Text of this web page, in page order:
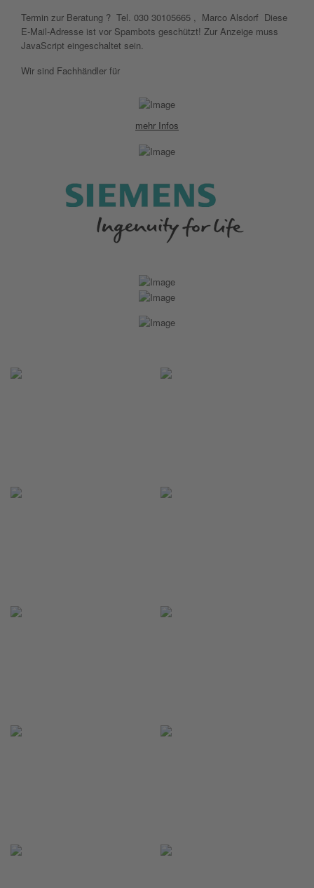
Termin zur Beratung ? Tel. 030 30105665 , Marco Alsdorf Diese
E-Mail-Adresse ist vor Spambots geschützt! Zur Anzeige muss
JavaScript eingeschaltet sein.
Wir sind Fachhändler für
mehr Infos